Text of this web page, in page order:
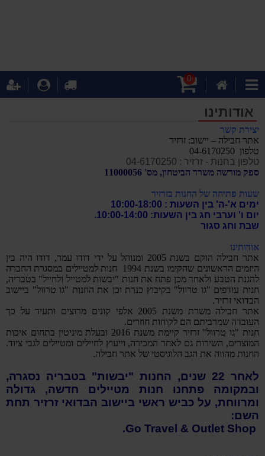
קטגוריותהבית
קניות
0 לקופה
אודותינו
יצירת קשר
אתר חבילה – יישוב: זרזיר
טלפון 04-6170250
טלפון בחנות - זרזיר : 04-6170250
ספק מורשה משרד הביטחון, מס' 11000056
שעות פתיחה של החנות בזרזיר
ימים א'-ה' בין השעות : 10:00-18:00
יום ו' וערבי חג בין השעות: 10:00-14:00.
שבת וחג סגור
אודותינו
אתר חבילה הוקם בשנת 2005 ומנוהל על ידי דודו עמר, דודו היה בין
היזמים הראשונים שהקימו בשנת 1994 חנות למטיילים במסגרת החברה
להגנת הטבע ולאחר מכן פתח את חנות "יבשות למטייל ולחייל" בטבריה,
חנות עודפים "גו טרוול" בקיבוץ כנרת וכן את החנות "גו טרוול" ביישוב
הבדואי זרזיר.
אתר חבילה משרת משנת 2005 אלפי קונים מרוצים ותעיד על כך
העובדה שמרביתם הם לקוחות חוזרים.
חנות "גו טרוול" זרזיר קיימת משנת 2016 ובעלת מוניטין בתחום איכות
המוצרים, השירות גם לאחר המכירה, וייעוץ לחיילים ומטיילים לגבי ציוד.
החנות מהווה את הגב הלוגיסטי של אתר חבילה.
לאחר 22 שנים, החנות "יבשות" בטבריה נסגרה,
ובמקומה פתחנו חנות מטיילים חדשה, גדולה
ומרווחת, על כביש ראשי ביישוב הבדואי זרזיר תחת
השם: